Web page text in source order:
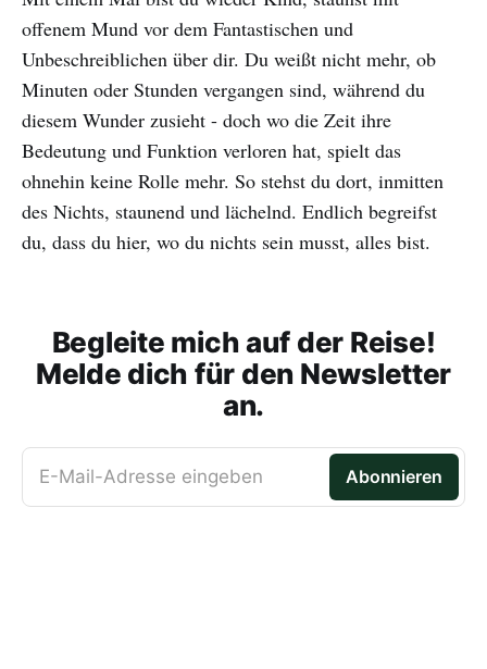
offenem Mund vor dem Fantastischen und
Unbeschreiblichen über dir. Du weißt nicht mehr, ob
Minuten oder Stunden vergangen sind, während du
diesem Wunder zusieht - doch wo die Zeit ihre
Bedeutung und Funktion verloren hat, spielt das
ohnehin keine Rolle mehr. So stehst du dort, inmitten
des Nichts, staunend und lächelnd. Endlich begreifst
du, dass du hier, wo du nichts sein musst, alles bist.
Begleite mich auf der Reise!
Melde dich für den Newsletter
an.
E-Mail-Adresse eingeben Abonnieren